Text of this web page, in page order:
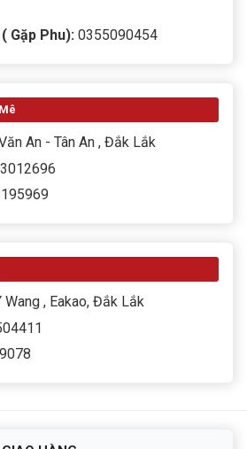
Gặp Phu): 0355090454
An - Tân An , Đắk Lắk
, Eakao, Đắk Lắk